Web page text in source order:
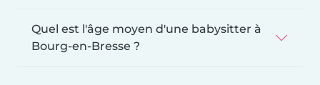
Quel est l'âge moyen d'une babysitter à
Bourg-en-Bresse ?